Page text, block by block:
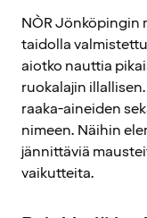
NÒR Jönköpingin
taidolla
aiotko nauttia
ruokalajin
raaka-aineiden
nimeen. Näihin
jännittäviä
vaikutteita.